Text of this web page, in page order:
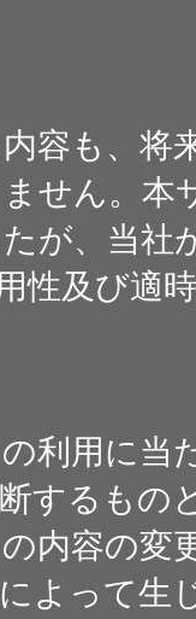
容も、将
せん。本
が、当社
性及び適
利用に当
するもの
内容の変
よって生